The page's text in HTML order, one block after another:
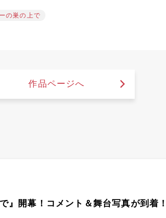
の巣の上で
作品ページへ
』開幕！コメント＆舞台写真が到着